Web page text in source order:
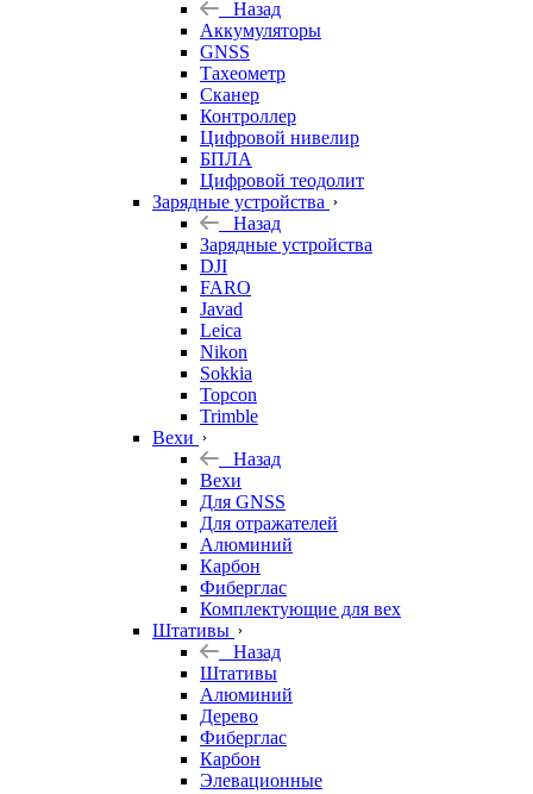
Назад
Аккумуляторы
GNSS
Тахеометр
Сканер
Контроллер
Цифровой нивелир
БПЛА
Цифровой теодолит
Зарядные устройства
Назад
Зарядные устройства
DJI
FARO
Javad
Leica
Nikon
Sokkia
Topcon
Trimble
Вехи
Назад
Вехи
Для GNSS
Для отражателей
Алюминий
Карбон
Фиберглас
Комплектующие для вех
Штативы
Назад
Штативы
Алюминий
Дерево
Фиберглас
Карбон
Элевационные